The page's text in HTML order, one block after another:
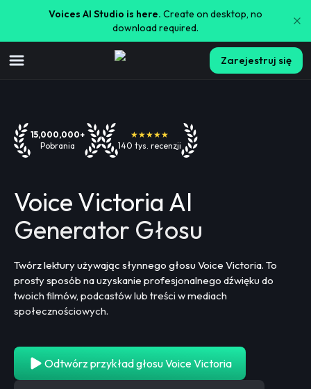
Voices AI Studio is here. Create on desktop, no
download required.
Zarejestruj się
15,000,000+
Pobrania
★★★★★
140 tys. recenzji
Voice Victoria AI
Generator Głosu
Twórz lektury używając słynnego głosu Voice Victoria. To
prosty sposób na uzyskanie profesjonalnego dźwięku do
twoich filmów, podcastów lub treści w mediach
społecznościowych.
Odtwórz przykład głosu Voice Victoria